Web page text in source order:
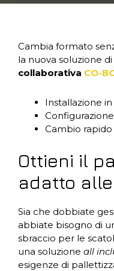
Cambia formato
la nuova soluzione di
collaborativa CO-
Installazione
Cambio rapido
Ottieni il
adatto
Sia che dobbiate
abbiate bisogno di
sbraccio per le
una soluzione all
esigenze di